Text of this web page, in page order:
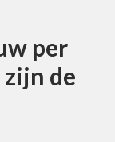
per
de